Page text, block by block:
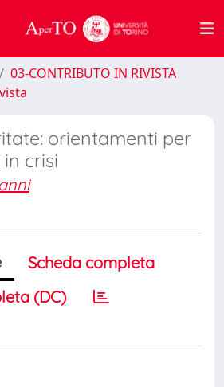
03-CONTRIBUTO IN RIVISTA
orientamenti per
in crisi
Scheda completa
(DC)